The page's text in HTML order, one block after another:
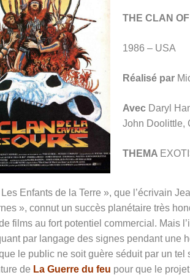
THE CLAN
1986 – USA
Réalisé par
Avec Daryl
John Doolittle,
THEMA
Enfants de la Terre », que l’écrivain
», connut un succès planétaire très
films au fort potentiel commercial. Mais
par langage des signes pendant une
le public ne soit guère séduit par un
de La Guerre du feu pour que le